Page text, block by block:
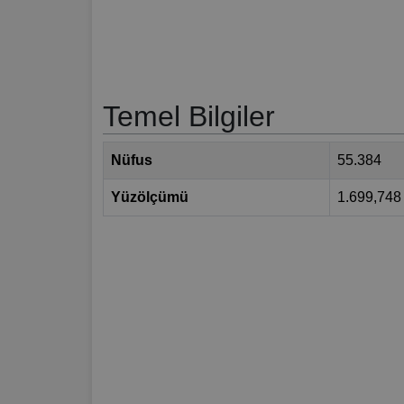
Temel Bilgiler
Nüfus 55.384
Yüzölçümü 1.699,748